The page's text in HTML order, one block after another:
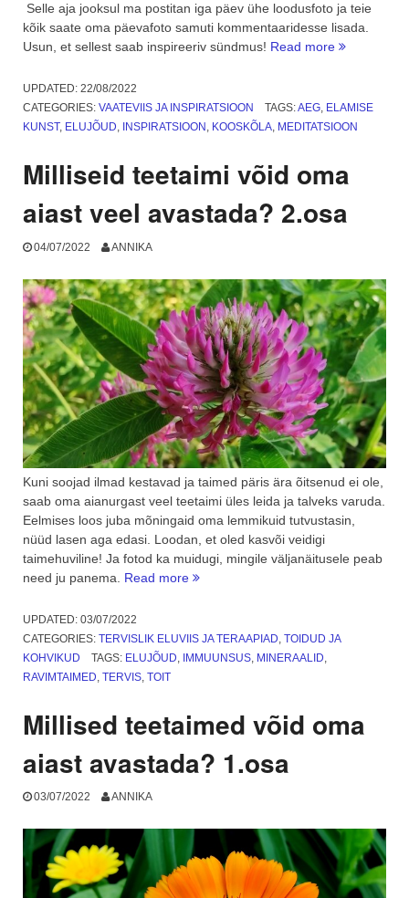
Selle aja jooksul ma postitan iga päev ühe loodusfoto ja teie
kõik saate oma päevafoto samuti kommentaaridesse lisada.
Usun, et sellest saab inspireeriv sündmus! Read more “Algab
fotode
jagamise
ilu
ümber””
UPDATED: 22/08/2022
CATEGORIES: VAATEVIIS JA INSPIRATSIOON TAGS:AEG, ELAMISE
KUNST, ELUJÕUD, INSPIRATSIOON , KOOSKÕLA, MEDITATSIOON
Milliseid teetaimi võid oma
aiast veel avastada? 2.osa
04/07/2022 ANNIKA
Kuni soojad ilmad kestavad ja taimed päris ära õitsenud ei ole,
saab oma aianurgast veel teetaimi üles leida ja talveks varuda.
Eelmises loos juba mõningaid oma lemmikuid tutvustasin,
nüüd lasen aga edasi. Loodan, et oled kasvõi veidigi
taimehuviline! Ja fotod ka muidugi, mingile väljanäitusele peab
need ju panema. Read more “Milliseid
oma
aiast
UPDATED: 03/07/2022
CATEGORIES: TERVISLIK ELUVIIS JA TERAAPIAD TOIDUD JA
KOHVIKUD
TAGS: ELUJÕUD IMMUUNSUS, MINERAALID
RAVIMTAIMED TERVIS TOIT
Millised teetaimed võid oma
aiast avastada? 1.osa
03/07/2022 ANNIKA